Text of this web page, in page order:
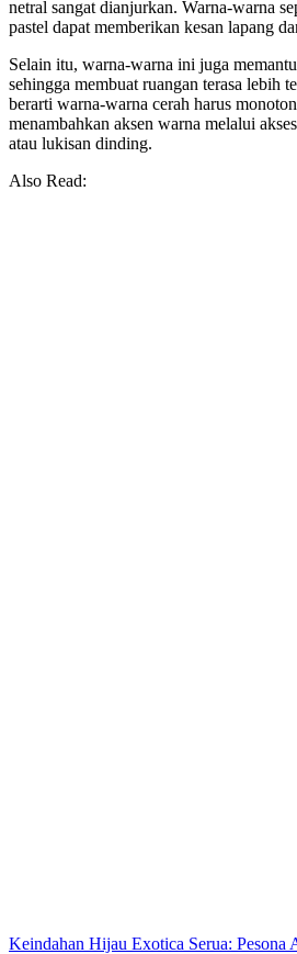
netral sangat dianjurkan. Warna-warna
pastel dapat memberikan kesan lapang
Selain itu, warna-warna ini juga
sehingga membuat ruangan terasa lebih
berarti warna-warna cerah harus
menambahkan aksen warna melalui
atau lukisan dinding.
Also Read:
Keindahan Hijau Exotica Serua: Pesona